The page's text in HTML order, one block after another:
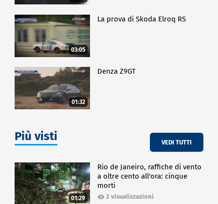
03:05
La prova di Skoda Elroq RS
01:32
Denza Z9GT
Più visti VEDI TUTTI
01:29
Rio de Janeiro, raffiche di vento
a oltre cento all'ora: cinque
morti
2 visualizzazioni